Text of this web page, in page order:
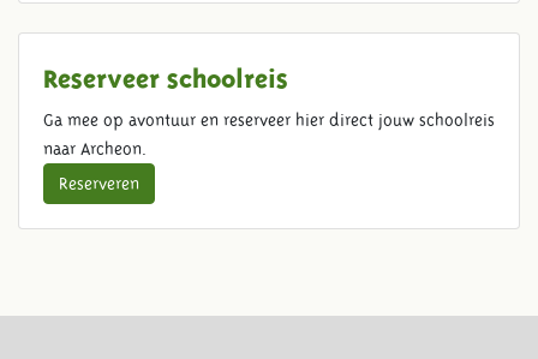
Reserveer schoolreis
Ga mee op avontuur en reserveer hier direct jouw schoolreis
naar Archeon.
Reserveren